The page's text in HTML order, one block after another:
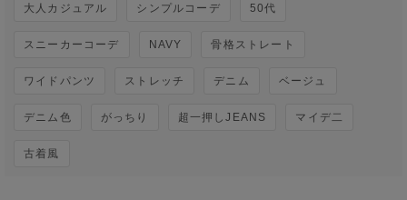
大人カジュアル シンプルコーデ 50代
スニーカーコーデ NAVY 骨格ストレート
ワイドパンツ ストレッチ デニム ベージュ
デニム色 がっちり 超一押しJEANS マイデ二
古着風